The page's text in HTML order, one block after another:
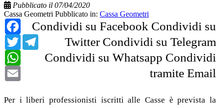
Pubblicato il 07/04/2020
Cassa Geometri Pubblicato in: Cassa Geometri
Condividi su Facebook
Facebook
Condividi su
Twitter
Twitter Condividi su Telegram
Telegram
Condividi su Whatsapp
WhatsApp
Condividi
tramite Email
Per i liberi professionisti iscritti alle Casse è prevista la